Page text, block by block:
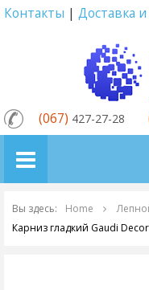
Контакты | Доставка и
(067) 427-27-28
Вы здесь: Home
Карниз гладкий Gaudi